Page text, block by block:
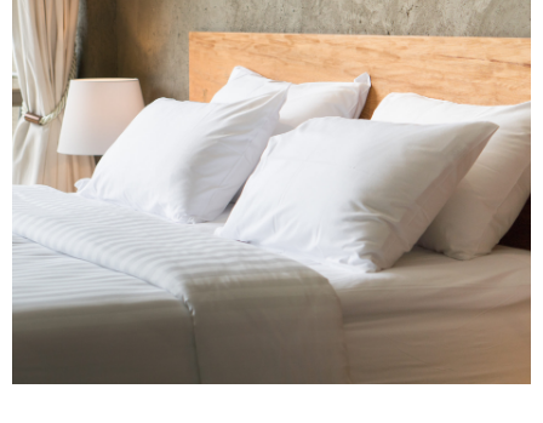
SERVICES
PERSONNALISÉS,
EXPÉRIENCE
INOUBLIABLE
En savoir plus